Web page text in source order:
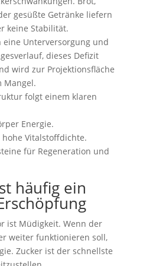
gesüßte Getränke liefern
keine Stabilität.
Unterversorgung und
dieses Defizit
wird zur Projektionsfläche
Mangel.
folgt einem klaren
Energie.
Vitalstoffdichte.
für Regeneration und
häufig ein
ist Müdigkeit. Wenn der
weiter funktionieren soll,
Zucker ist der schnellste